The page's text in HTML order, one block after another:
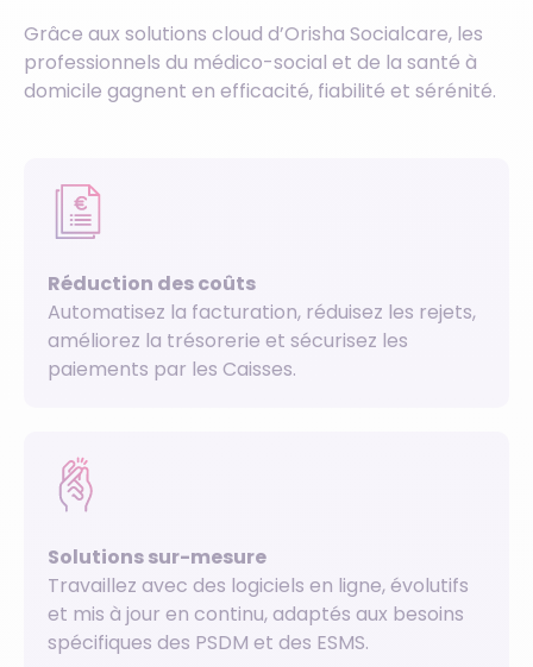
Grâce aux solutions cloud d’Orisha Socialcare, les
professionnels du médico-social et de la santé à
domicile gagnent en efficacité, fiabilité et sérénité.
Réduction des coûts
Automatisez la facturation, réduisez les rejets,
améliorez la trésorerie et sécurisez les
paiements par les Caisses.
Solutions sur-mesure
Travaillez avec des logiciels en ligne, évolutifs
et mis à jour en continu, adaptés aux besoins
spécifiques des PSDM et des ESMS.